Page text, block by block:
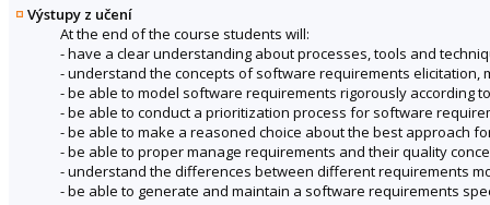
Výstupy z učení
At the end of the course students will:
- have a clear understanding about processes, tools and
- understand the concepts of software requirements elicitation,
- be able to model software requirements rigorously according
- be able to conduct a prioritization process for software
- be able to make a reasoned choice about the best approach
- be able to proper manage requirements and their quality
- understand the differences between different requirements
- be able to generate and maintain a software requirements